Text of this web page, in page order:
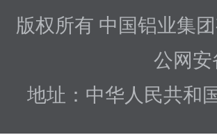
版权所有 中国铝业集
公网安
地址：中华人民共和